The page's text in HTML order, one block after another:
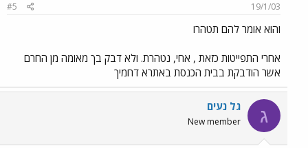
19/1/03
#5
והוא אומר להם תטהרו
אחרי התפייטות כזאת , אחי, נטהרת. ולא דבק בך מאומה מן החרם
אשר הודבקת בבית הכנסת באתרא דחמיך
ג גל נעים
New member